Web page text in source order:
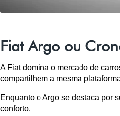
Fiat Argo ou
A Fiat domina o mercado de
compartilhem a mesma
Enquanto o Argo se destaca por
conforto.